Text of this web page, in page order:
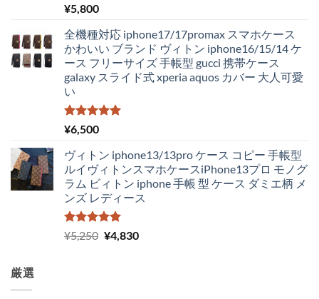
5段階中
5.00
¥5,800
全機種対応 iphone17/17promax スマホケース
かわいい ブランド ヴィトン iphone16/15/14 ケ
ース フリーサイズ 手帳型 gucci 携帯ケース
galaxy スライド式 xperia aquos カバー 大人可愛
い
5段階中
5.00
¥6,500
ヴィトン iphone13/13pro ケース コピー 手帳型
ルイヴィトンスマホケースiPhone13プロ モノグ
ラム ビィトン iphone 手帳 型 ケース ダミエ柄 メ
ンズ レディース
5段階中
5.00
の評価
¥5,250 元
¥4,830現
厳選